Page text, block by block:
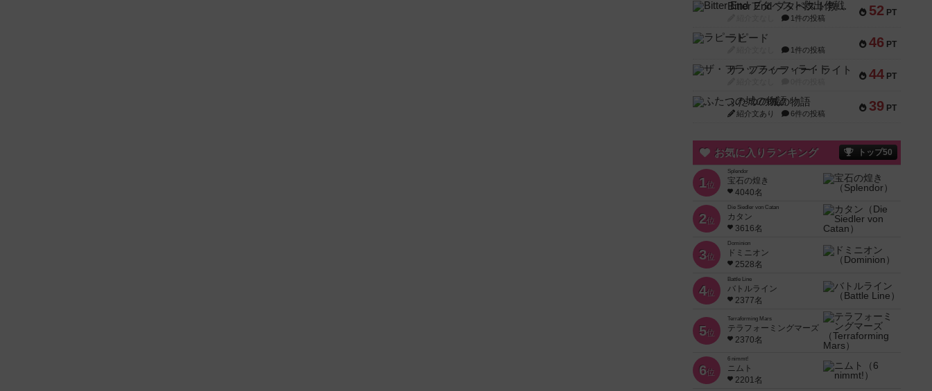
52 PT
Bitter End ブタペスト救出作戦
1件の投稿
46 PT
ラピード
1件の投稿
44 PT
ザ・フラッフィー・ライト
39 PT
ふたつの城の物語
紹介文あり 6件の投稿
お気に入りランキング トップ50
1位
Splendor
宝石の煌き
4040名
2位
Die Siedler von Catan
カタン
3616名
3位
Dominion
ドミニオン
2528名
4位
Battle Line
バトルライン
2377名
5位
Terraforming Mars
テラフォーミングマーズ
2370名
6位
6 nimmt!
ニムト
2201名